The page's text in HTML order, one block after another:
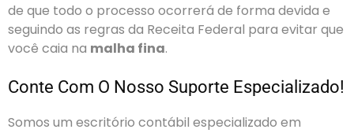
de que todo o processo ocorrerá de forma devida e
seguindo as regras da Receita Federal para evitar que
você caia na malha fina.
Conte Com O Nosso Suporte Especializado!
Somos um escritório contábil especializado em